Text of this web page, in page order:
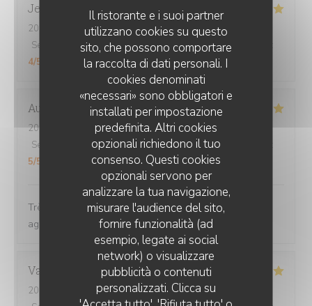
Il ristorante e i suoi partner
utilizzano cookies su questo
sito, che possono comportare
la raccolta di dati personali. I
cookies denominati
«necessari» sono obbligatori e
installati per impostazione
predefinita. Altri cookies
opzionali richiedono il tuo
consenso. Questi cookies
opzionali servono per
analizzare la tua navigazione,
misurare l'audience del sito,
fornire funzionalità (ad
esempio, legate ai social
network) o visualizzare
pubblicità o contenuti
personalizzati. Clicca su
Jerome
2026-08-01
- 21:15 - Ospiti 4
Servizio
/5 Atmosfera:5/5 Cucina: 5/5 Qualità / Prezzo
4/5
Aurélie
2026-08-03
- 19:45 - Ospiti 2
Servizio
Atmosfera: 5/5 Cucina: 5 /5 Qualità / Prezzo
5/5
Très bon plat, généreux... Très bien. Personnel très
agréable
Vanessa
2026-07-31
- 19:30 - Ospiti 3
CHEZ GRAND-MÈRE